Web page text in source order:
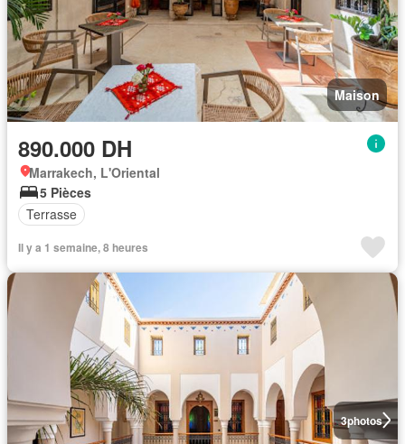
Maison
890.000 DH
Marrakech, L'Oriental
5 Pièces
Terrasse
Il y a 1 semaine, 8 heures
3photos